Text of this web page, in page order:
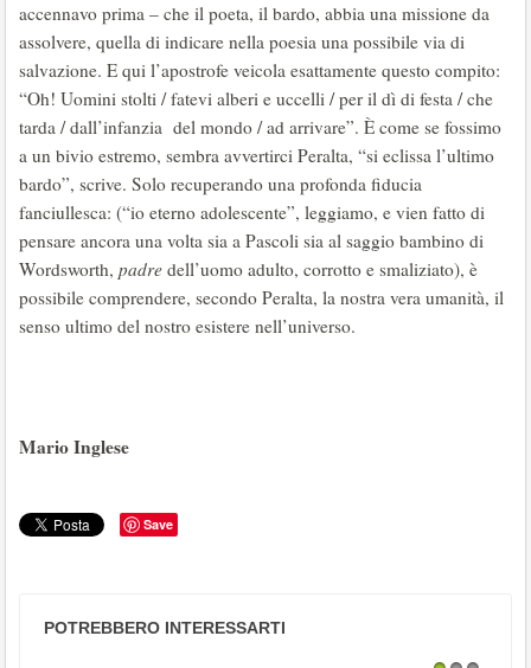
accennavo prima – che il poeta, il bardo, abbia una missione da
assolvere, quella di indicare nella poesia una possibile via di
salvazione. E qui l’apostrofe veicola esattamente questo compito:
“Oh! Uomini stolti / fatevi alberi e uccelli / per il dì di festa / che
tarda / dall’infanzia del mondo / ad arrivare”. È come se fossimo
a un bivio estremo, sembra avvertirci Peralta, “si eclissa l’ultimo
bardo”, scrive. Solo recuperando una profonda fiducia
fanciullesca: (“io eterno adolescente”, leggiamo, e vien fatto di
pensare ancora una volta sia a Pascoli sia al saggio bambino di
Wordsworth, padre dell’uomo adulto, corrotto e smaliziato), è
possibile comprendere, secondo Peralta, la nostra vera umanità, il
senso ultimo del nostro esistere nell’universo.
Mario Inglese
Save
POTREBBERO INTERESSARTI